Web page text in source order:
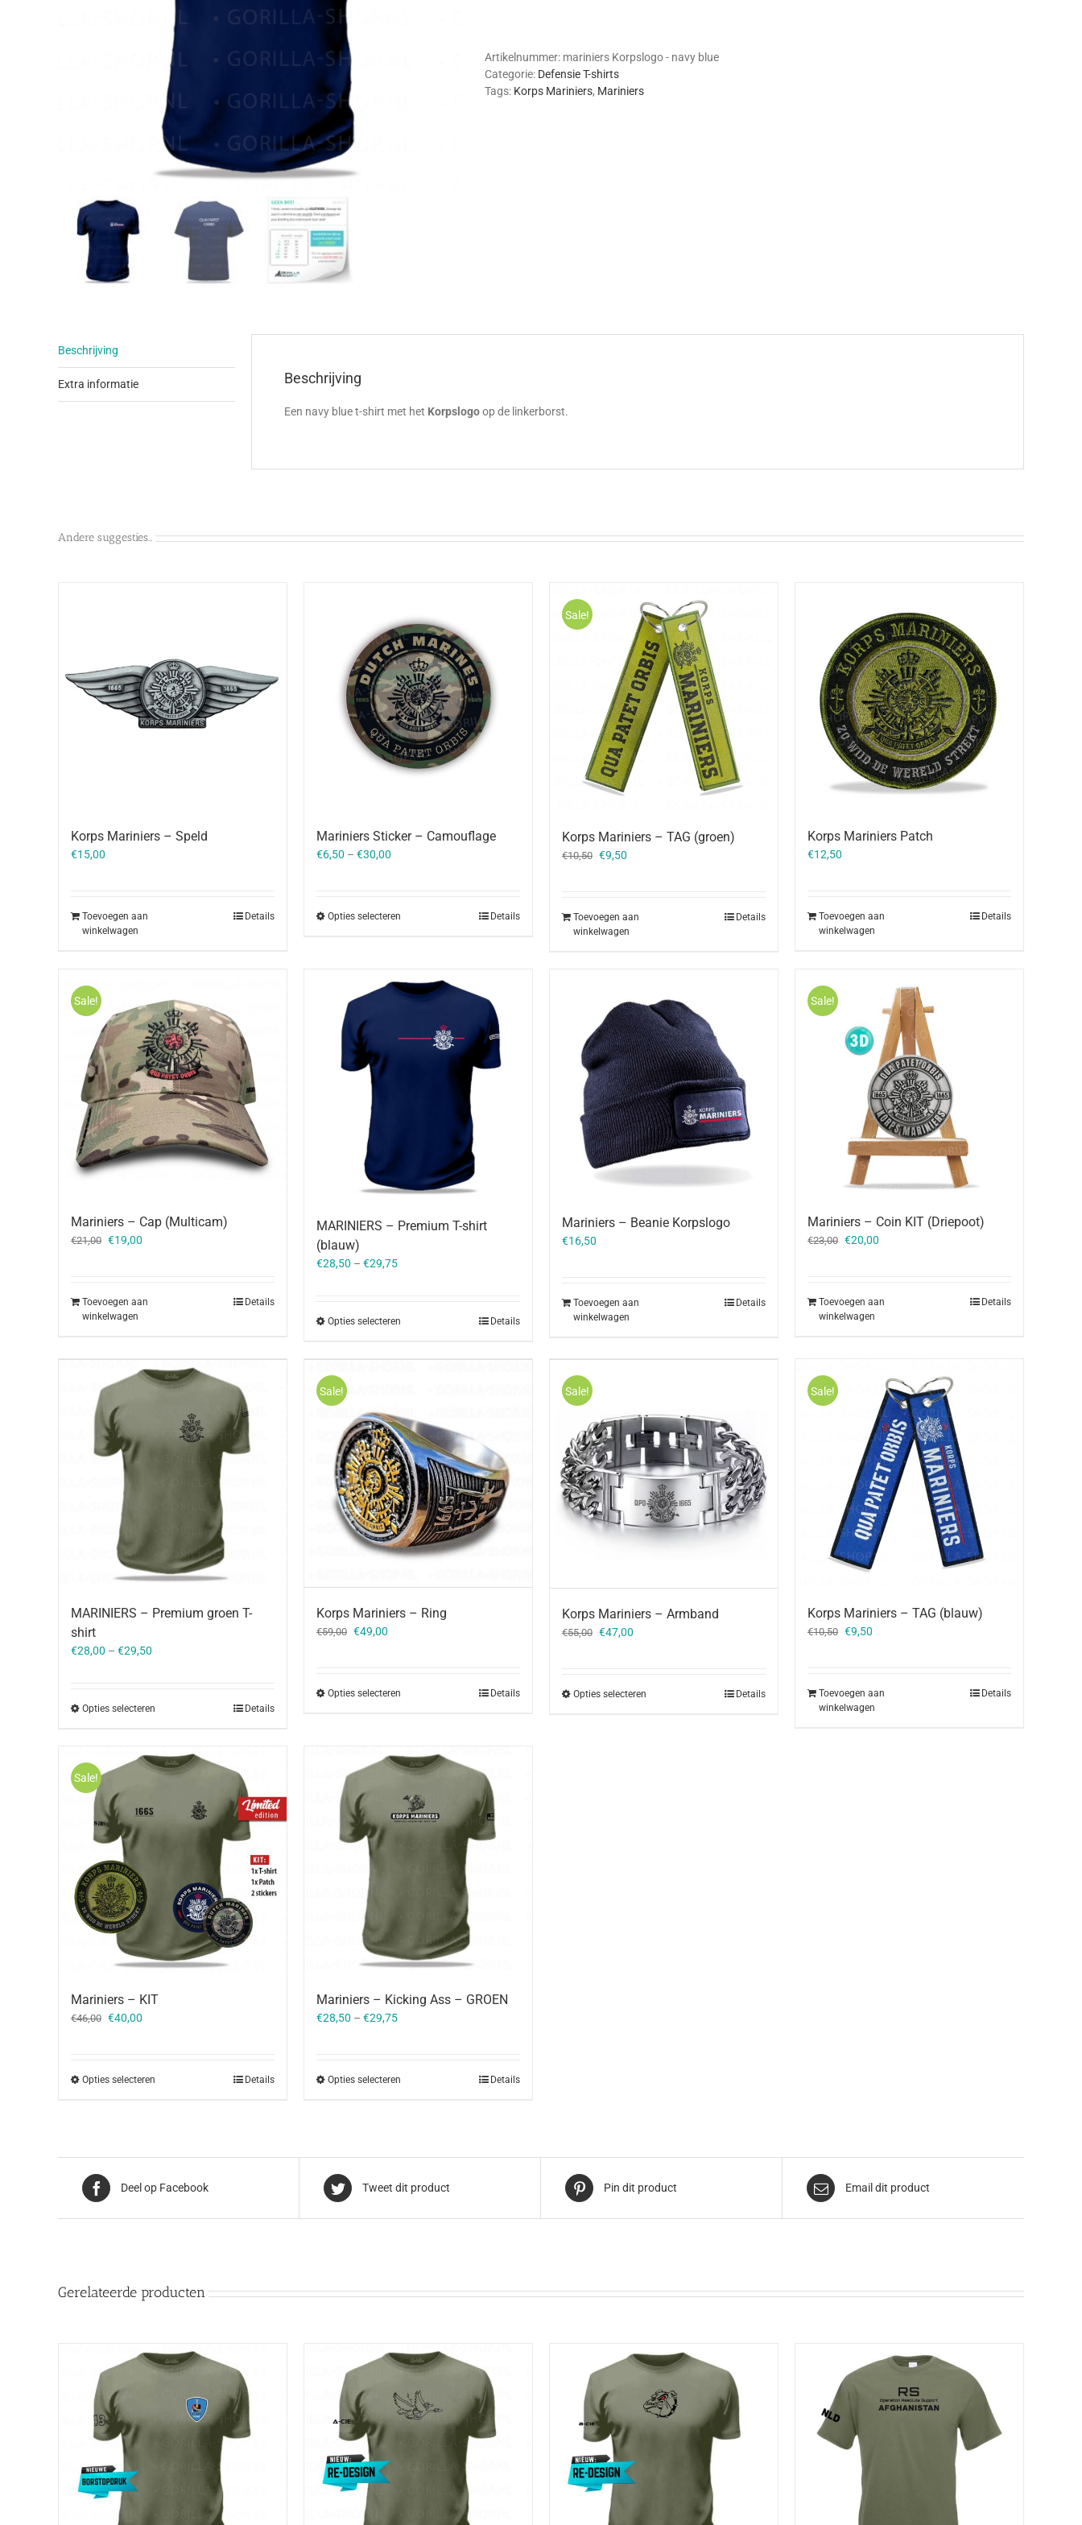
blue)
aantal
Artikelnummer: mariniers Korpslogo - navy blue
Categorie: Defensie T-shirts
Tags: Korps Mariniers, Mariniers
Beschrijving
Extra informatie Beschrijving
Een navy blue t-shirt met het Korpslogoop de linkerborst.
Andere suggesties…
Korps Mariniers – Speld
€15,00
Toevoegen aan
winkelwagen
Details
Mariniers Sticker – Camouflage
€6,50 – €30,00
Opties selecteren Details
Sale!
Korps Mariniers – TAG (groen)
€10,50 Oorspronkelijke
€9,50
Toevoegen aan
winkelwagen
Details
Korps Mariniers Patch
€12,50
Toevoegen aan
winkelwagen
Details
Sale!
Mariniers – Cap (Multicam)
€21,00 Oorspronkelijke
€19,00
Toevoegen aan
winkelwagen
Details
MARINIERS – Premium T-shirt
(blauw)
€28,50 – €29,75
Opties selecteren Details
Mariniers – Beanie Korpslogo
€16,50
Toevoegen aan
winkelwagen
Details
Sale!
Mariniers – Coin KIT (Driepoot)
€23,00 Oorspronkelijke
€20,00
Toevoegen aan
winkelwagen
Details
MARINIERS – Premium groen T-
shirt
€28,00 – €29,50
Opties selecteren Details
Sale!
Korps Mariniers – Ring
€59,00 Oorspronkelijke
€49,00
Opties selecteren Details
Sale!
Korps Mariniers – Armband
€55,00 Oorspronkelijke
€47,00
Opties selecteren Details
Sale!
Korps Mariniers – TAG (blauw)
€10,50 Oorspronkelijke
€9,50
Toevoegen aan
winkelwagen
Details
Sale!
Mariniers – KIT
€46,00 Oorspronkelijke
€40,00
Opties selecteren Details
Mariniers – Kicking Ass – GROEN
€28,50 – €29,75
Opties selecteren Details
Deel op Facebook Tweet dit product Pin dit product Email dit product
Gerelateerde producten